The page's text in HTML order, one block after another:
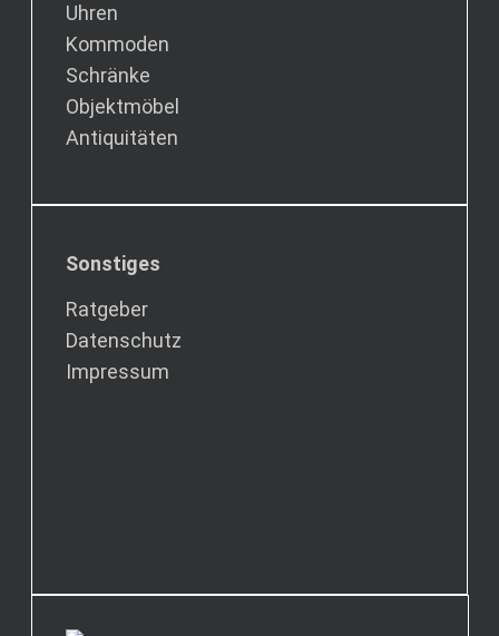
Uhren
Kommoden
Schränke
Objektmöbel
Antiquitäten
Sonstiges
Ratgeber
Datenschutz
Impressum